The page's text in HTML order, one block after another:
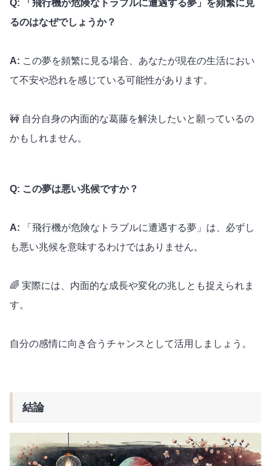
Q: 「飛行機が危険なトラブルに遭遇する夢」を頻繁に見
るのはなぜでしょうか？
A: この夢を頻繁に見る場合、あなたが現在の生活におい
て不安や恐れを感じている可能性があります。
🚧 自分自身の内面的な葛藤を解決したいと願っているの
かもしれません。
Q: この夢は悪い兆候ですか？
A:
「飛行機が危険なトラブルに遭遇する夢」は、必ずし
も悪い兆候を意味するわけではありません。
🌈 実際には、内面的な成長や変化の兆しとも捉えられま
す。
自分の感情に向き合うチャンスとして活用しましょう。
結論